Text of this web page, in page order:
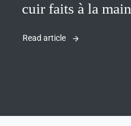
cuir faits à la main
Read article